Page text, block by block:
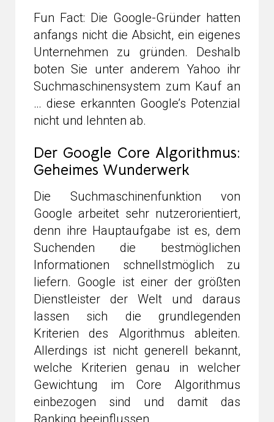
Fun Fact: Die Google-Gründer hatten
anfangs nicht die Absicht, ein eigenes
Unternehmen zu gründen. Deshalb
boten Sie unter anderem Yahoo ihr
Suchmaschinensystem zum Kauf an
… diese erkannten Google’s Potenzial
nicht und lehnten ab.
Der Google Core Algorithmus:
Geheimes Wunderwerk
Die Suchmaschinenfunktion von
Google arbeitet sehr nutzerorientiert,
denn ihre Hauptaufgabe ist es, dem
Suchenden die bestmöglichen
Informationen schnellstmöglich zu
liefern. Google ist einer der größten
Dienstleister der Welt und daraus
lassen sich die grundlegenden
Kriterien des Algorithmus ableiten.
Allerdings ist nicht generell bekannt,
welche Kriterien genau in welcher
Gewichtung im Core Algorithmus
einbezogen sind und damit das
Ranking beeinflussen.